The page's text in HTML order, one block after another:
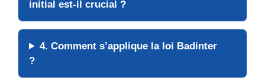
initial est-il crucial ?
4. Comment s’applique la loi Badinter
?